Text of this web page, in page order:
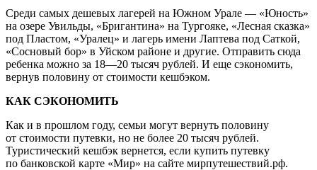
Среди самых дешевых лагерей на Южном Урале — «Юность»
на озере Увильды, «Бригантина» на Тургояке, «Лесная сказка»
под Пластом, «Уралец» и лагерь имени Лаптева под Саткой,
«Сосновый бор» в Уйском районе и другие. Отправить сюда
ребенка можно за 18—20 тысяч рублей. И еще сэкономить,
вернув половину от стоимости кешбэком.
КАК СЭКОНОМИТЬ
Как и в прошлом году, семьи могут вернуть половину
от стоимости путевки, но не более 20 тысяч рублей.
Туристический кешбэк вернется, если купить путевку
по банковской карте «Мир» на сайте мирпутешествий.рф.